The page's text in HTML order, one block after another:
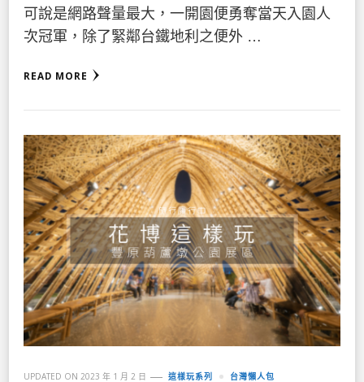
可說是網路聲量最大，一開園便勇奪當天入園人
次冠軍，除了緊鄰台鐵地利之便外 …
READ MORE
UPDATED ON 2023 年 1 月 2 日 這樣玩系列 台灣懶人包